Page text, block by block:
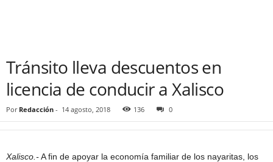
Tránsito lleva descuentos en
licencia de conducir a Xalisco
Por Redacción - 14 agosto, 2018 136 0
Xalisco.-A fin de apoyar la economía familiar de los nayaritas, los